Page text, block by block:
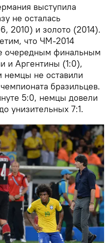
выступила
не осталась
2010) и золото (2014).
что ЧМ-2014
очередным финальным
и Аргентины (1:0),
немцы не оставили
бразильцев.
5:0, немцы довели
унизительных 7:1.